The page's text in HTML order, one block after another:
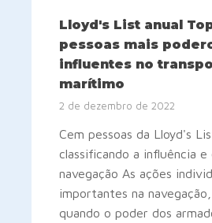
Lloyd's List anual
pessoas mais
influentes no
marítimo
2 de dezembro de 2022
Cem pessoas da Lloyd's
classificando a influência e
navegação As ações
importantes na
quando o poder dos